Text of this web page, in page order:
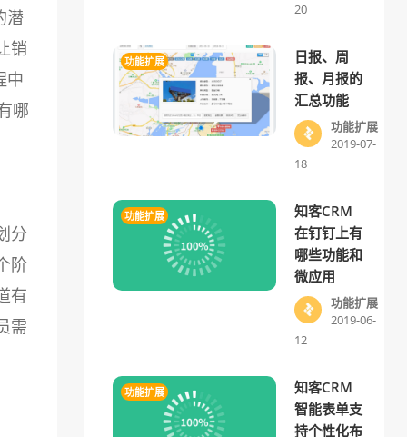
潜
销
中
哪
分
阶
有
需
20
功能扩展
日报、周
报、月报的
汇总功能
功能扩展
2019-07-
18
功能扩展
知客CRM
在钉钉上有
哪些功能和
微应用
功能扩展
2019-06-
12
功能扩展
知客CRM
智能表单支
持个性化布